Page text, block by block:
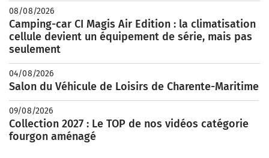
08/08/2026
Camping-car CI Magis Air Edition : la climatisation
cellule devient un équipement de série, mais pas
seulement
04/08/2026
Salon du Véhicule de Loisirs de Charente-Maritime
09/08/2026
Collection 2027 : Le TOP de nos vidéos catégorie
fourgon aménagé